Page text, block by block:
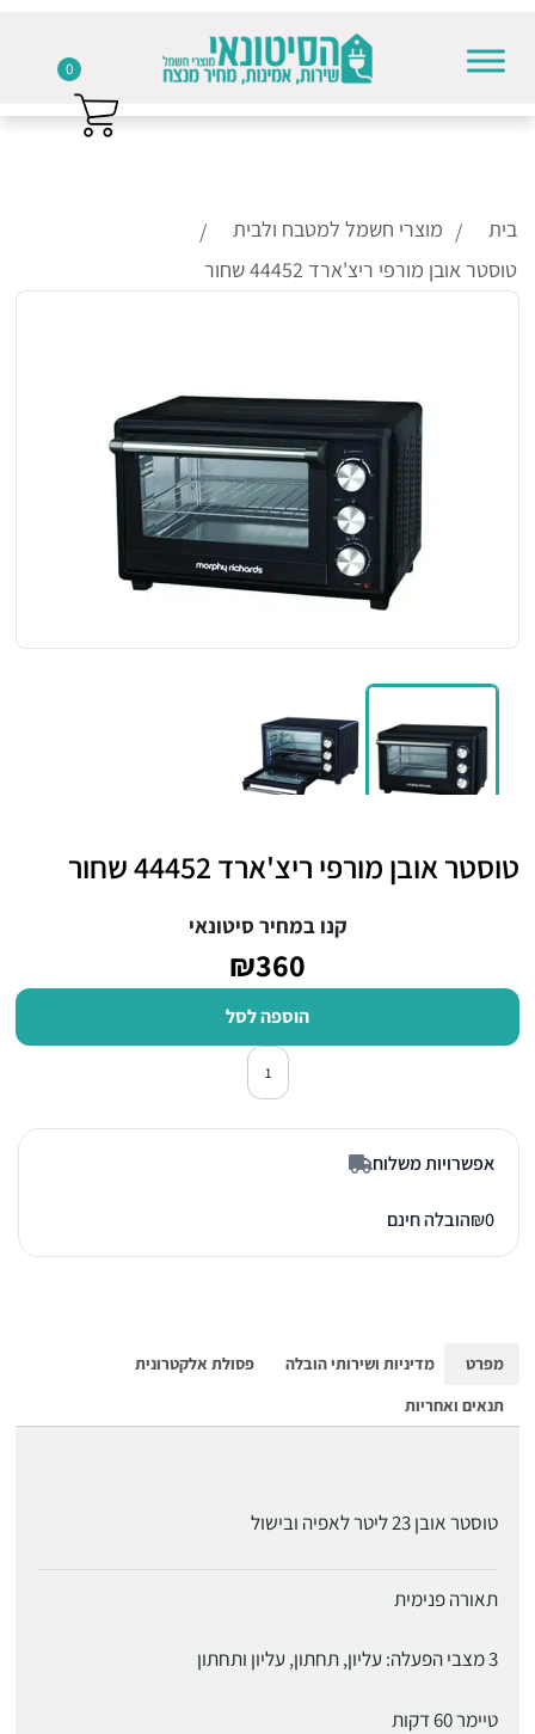
בית
מוצרי חשמל למטבח ולבית
טוסטר אובן מורפי ריצ'ארד 44452 שחור
טוסטר אובן מורפי ריצ'ארד 44452 שחור
קנו במחיר סיטונאי
₪360
הוספה לסל
כמות של טוסטר אובן מורפי ריצ'ארד 44452
אפשרויות משלוח
₪0 הובלה חינם
מפרט מדיניות ושירותי הובלה
פסולת אלקטרונית
תנאים ואחריות
טוסטר אובן 23 ליטר לאפיה ובישול
תאורה פנימית
3 מצבי הפעלה: עליון, תחתון, עליון ותחתון
טיימר 60 דקות
0